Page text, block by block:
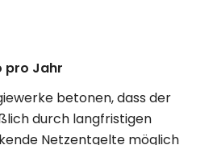
pro Jahr
betonen, dass der
durch langfristigen
Netzentgelte möglich